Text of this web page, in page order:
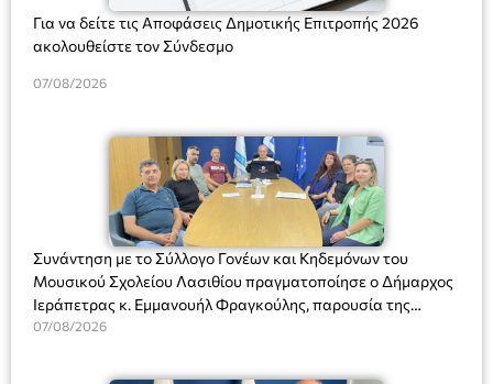
Για να δείτε τις Αποφάσεις Δημοτικής Επιτροπής 2026
ακολουθείστε τον Σύνδεσμο
07/08/2026
Συνάντηση με το Σύλλογο Γονέων και Κηδεμόνων του
Μουσικού Σχολείου Λασιθίου πραγματοποίησε ο Δήμαρχος
Ιεράπετρας κ. Εμμανουήλ Φραγκούλης, παρουσία της
Διευθύντριας του σχολείου κας Μαριάννας Χαΐτα.
07/08/2026